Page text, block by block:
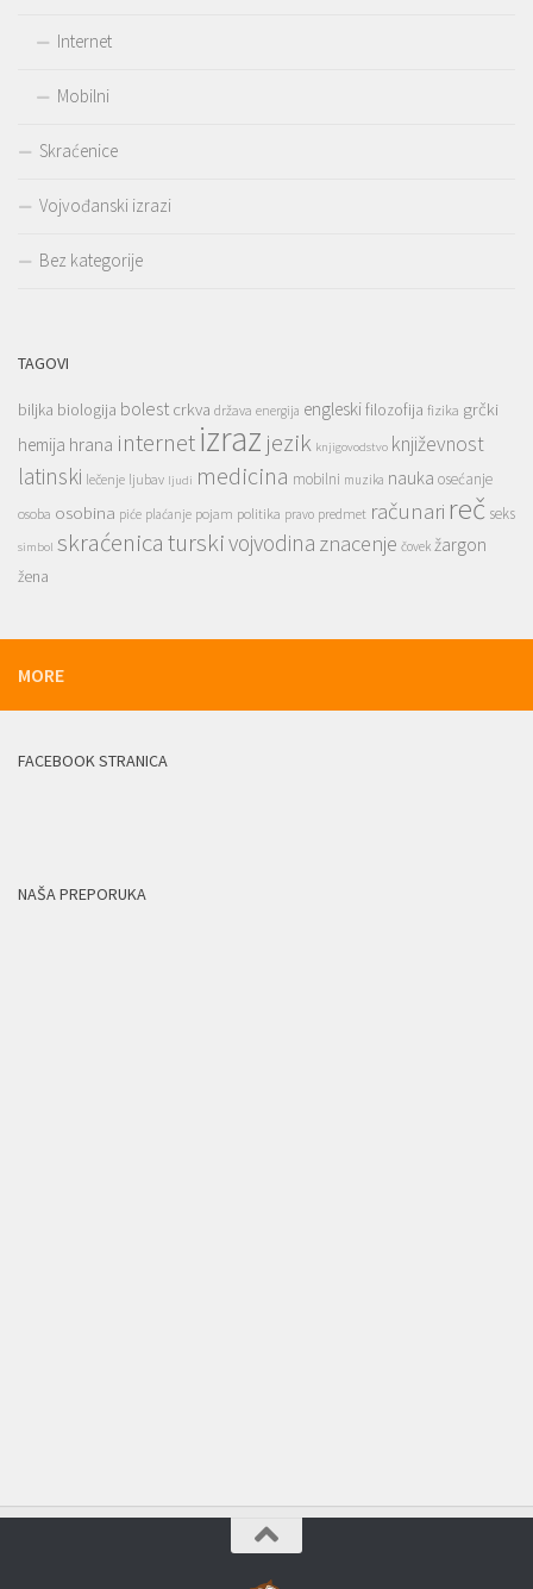
Internet
Mobilni
Skraćenice
Vojvođanski izrazi
Bez kategorije
TAGOVI
biljka biologija bolest crkva država energija engleskifilozofija fizika grčki
hemija hrana internetizraz jezik knjigovodstvo književnost
latinski lečenje ljubav ljudi medicina mobilni muzika nauka osećanje
osoba osobina piće plaćanje pojam politika pravo predmet računari reč seks
simbol skraćenicaturskivojvodina znacenje čovek žargon
žena
MORE
FACEBOOK STRANICA
NAŠA PREPORUKA